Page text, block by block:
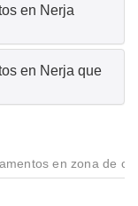
en Nerja
en Nerja que
en zona de